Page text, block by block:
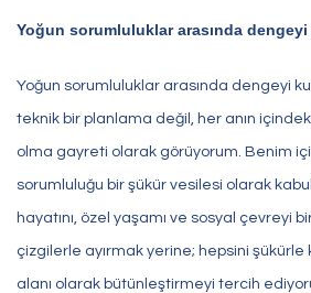
Yoğun sorumluluklar arasında
Yoğun sorumluluklar arasında dengeyi
teknik bir planlama değil, her anın
olma gayreti olarak görüyorum. Benim
sorumluluğu bir şükür vesilesi olarak
hayatını, özel yaşamı ve sosyal çevreyi
çizgilerle ayırmak yerine; hepsini şükürle
alanı olarak bütünleştirmeyi tercih